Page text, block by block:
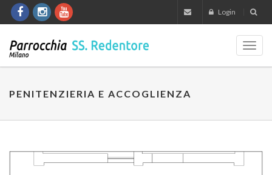
Login
PENITENZIERIA E ACCOGLIENZA